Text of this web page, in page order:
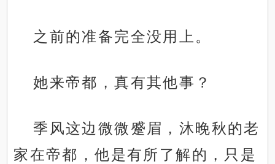
之前的准备完全没用上。
她来帝都，真有其他事？
季风这边微微蹙眉，沐晚秋的老
家在帝都，他是有所了解的，只是